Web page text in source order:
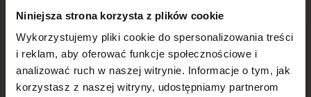
Niniejsza strona korzysta z plików cookie
Wykorzystujemy pliki cookie do spersonalizowania treści
i reklam, aby oferować funkcje społecznościowe i
analizować ruch w naszej witrynie. Informacje o tym, jak
korzystasz z naszej witryny, udostępniamy partnerom
dokumentalne online
Nowe festiwalowe filmy
każdego tygodnia